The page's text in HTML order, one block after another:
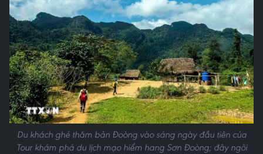
Du khách ghé thăm bản Đoòng vào sáng ngày đầu tiên của
Tour khám phá du lịch mạo hiểm hang Sơn Đoòng; đây ngôi